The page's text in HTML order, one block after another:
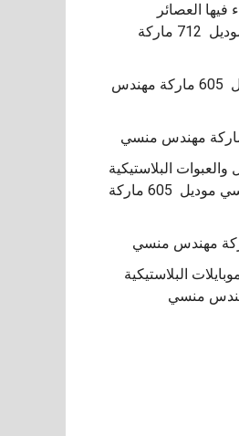
العصائر
والمشروبات نصف اوتوماتيك موديل 712 ماركة
مكينات تشكيل البلاستيك موديل 605 ماركة مهندس
البلاستيكية
موديل 605 ماركة مهندس منسي موديل 605 ماركة
البلاستيكية